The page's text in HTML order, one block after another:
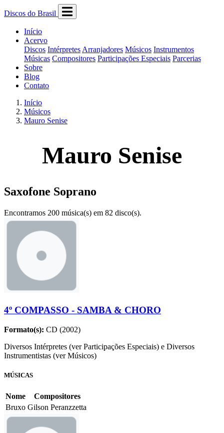
Discos do Brasil
Início
Acervo
Discos Intérpretes Arranjadores Músicos Instrumentos
Músicas Compositores Participações Especiais Parcerias
Sobre
Blog
Contato
Início
Músicos
Mauro Senise
Mauro Senise
Saxofone Soprano
Encontramos 200 música(s) em 82 disco(s).
4º COMPASSO - SAMBA & CHORO
Formato(s): CD (2002)
Diversos Intérpretes (ver Participações Especiais) e Diversos
Instrumentistas (ver Músicos)
MÚSICAS
Nome
Compositores
Bruxo Gilson Peranzzetta